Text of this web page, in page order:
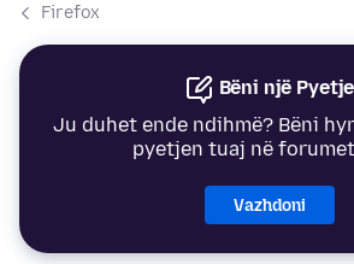
Firefox
Bëni një Pyetje
Ju duhet ende ndihmë? Bëni
pyetjen tuaj në
Vazhdoni